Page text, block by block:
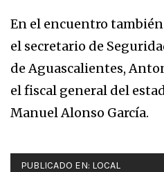
En el encuentro
el secretario de
de Aguascalientes,
el fiscal general del
Manuel Alonso García.
PUBLICADO EN: LOCAL